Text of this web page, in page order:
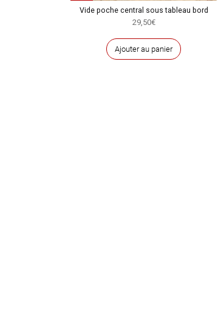
Vide poche central sous tableau bord
29,50€
Ajouter au panier